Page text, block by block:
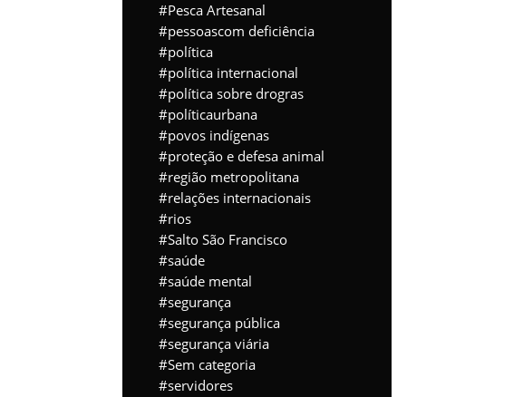
Pesca Artesanal
pessoascom deficiência
política
política internacional
política sobre drogras
políticaurbana
povos indígenas
proteção e defesa animal
região metropolitana
relações internacionais
rios
Salto São Francisco
saúde
saúde mental
segurança
segurança pública
segurança viária
Sem categoria
servidores